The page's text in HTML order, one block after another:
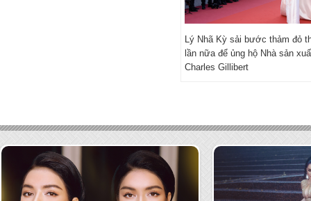
Lý Nhã Kỳ sải bước thảm đỏ
lần nữa để ủng hộ Nhà sản
Charles Gillibert